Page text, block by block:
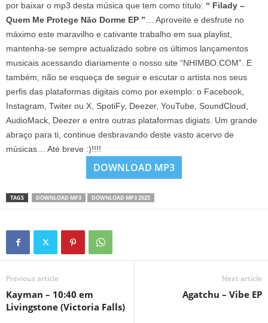
por baixar o mp3 desta música que tem como título: “ Filady –
Quem Me Protege Não Dorme EP ” … Aproveite e desfrute no
máximo este maravilho e cativante trabalho em sua playlist,
mantenha-se sempre actualizado sobre os últimos lançamentos
musicais acessando diariamente o nosso site “NHIMBO.COM”. E
também, não se esqueça de seguir e escutar o artista nos seus
perfis das plataformas digitais como por exemplo: o Facebook,
Instagram, Twiter ou X, SpotiFy, Deezer, YouTube, SoundCloud,
AudioMack, Deezer e entre outras plataformas digiats. Um grande
abraço para ti, continue desbravando deste vasto acervo de
músicas… Até breve :)!!!!
DOWNLOAD MP3
TAGS DOWNLOAD MP3 DOWNLOAD MP3 2025
Previous article
Kayman – 10:40 em
Livingstone (Victoria Falls)
Next article
Agatchu – Vibe EP